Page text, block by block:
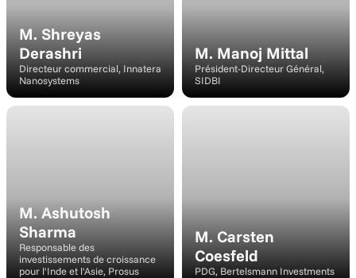
M. Shreyas
Derashri
Directeur commercial, Innatera
Nanosystems
M. Manoj Mittal
Président-Directeur Général,
SIDBI
M. Ashutosh
Sharma
Responsable des
investissements de croissance
pour l'Inde et l'Asie, Prosus
M. Carsten
Coesfeld
PDG, Bertelsmann Investments